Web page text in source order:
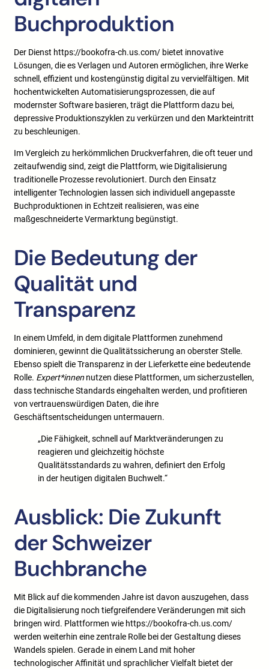
Buchproduktion
Der Dienst https://bookofra-ch.us.com/ bietet innovative
Lösungen, die es Verlagen und Autoren ermöglichen, ihre Werke
schnell, effizient und kostengünstig digital zu vervielfältigen. Mit
hochentwickelten Automatisierungsprozessen, die auf
modernster Software basieren, trägt die Plattform dazu bei,
depressive Produktionszyklen zu verkürzen und den Markteintritt
zu beschleunigen.
Im Vergleich zu herkömmlichen Druckverfahren, die oft teuer und
zeitaufwendig sind, zeigt die Plattform, wie Digitalisierung
traditionelle Prozesse revolutioniert. Durch den Einsatz
intelligenter Technologien lassen sich individuell angepasste
Buchproduktionen in Echtzeit realisieren, was eine
maßgeschneiderte Vermarktung begünstigt.
Die Bedeutung der
Qualität und
Transparenz
In einem Umfeld, in dem digitale Plattformen zunehmend
dominieren, gewinnt die Qualitätssicherung an oberster Stelle.
Ebenso spielt die Transparenz in der Lieferkette eine bedeutende
Rolle. Expert*innen nutzen diese Plattformen, um sicherzustellen,
dass technische Standards eingehalten werden, und profitieren
von vertrauenswürdigen Daten, die ihre
Geschäftsentscheidungen untermauern.
„Die Fähigkeit, schnell auf Marktveränderungen zu
reagieren und gleichzeitig höchste
Qualitätsstandards zu wahren, definiert den Erfolg
in der heutigen digitalen Buchwelt.“
Ausblick: Die Zukunft
der Schweizer
Buchbranche
Mit Blick auf die kommenden Jahre ist davon auszugehen, dass
die Digitalisierung noch tiefgreifendere Veränderungen mit sich
bringen wird. Plattformen wie https://bookofra-ch.us.com/
werden weiterhin eine zentrale Rolle bei der Gestaltung dieses
Wandels spielen. Gerade in einem Land mit hoher
technologischer Affinität und sprachlicher Vielfalt bietet der